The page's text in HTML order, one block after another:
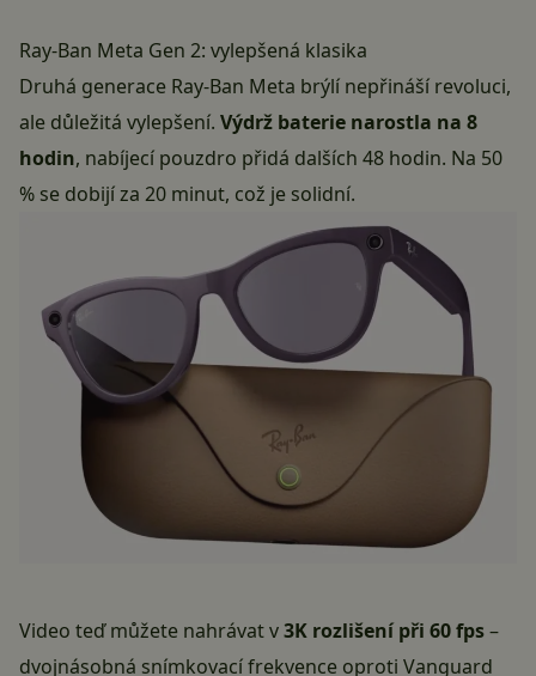
Ray-Ban Meta Gen 2: vylepšená klasika
Druhá generace Ray-Ban Meta brýlí nepřináší revoluci,
ale důležitá vylepšení. Výdrž baterie narostla na 8
hodin, nabíjecí pouzdro přidá dalších 48 hodin. Na 50
% se dobijí za 20 minut, což je solidní.
Video teď můžete nahrávat v3K rozlišení při 60 fps–
dvojnásobná snímkovací frekvence oproti Vanguard